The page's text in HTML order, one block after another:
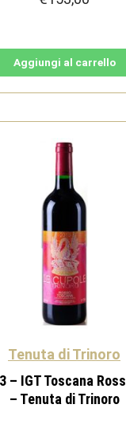
Aggiungi al carrello
Tenuta di Trinoro
– IGT Toscana
– Tenuta di Trinoro